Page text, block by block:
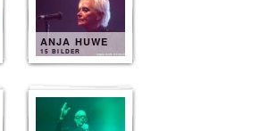
ANJA HUWE
15 BILDER